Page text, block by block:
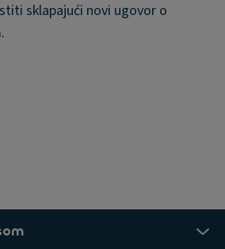
sklapajući novi ugovor o